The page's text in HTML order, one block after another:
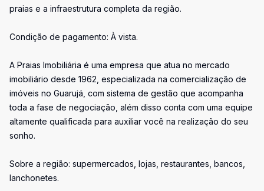
praias e a infraestrutura completa da região.
Condição de pagamento: À vista.
A Praias Imobiliária é uma empresa que atua no mercado
imobiliário desde 1962, especializada na comercialização de
imóveis no Guarujá, com sistema de gestão que acompanha
toda a fase de negociação, além disso conta com uma equipe
altamente qualificada para auxiliar você na realização do seu
sonho.
Sobre a região: supermercados, lojas, restaurantes, bancos,
lanchonetes.